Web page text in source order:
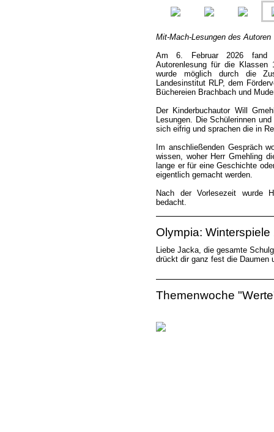
Mit-Mach-Lesungen des Autoren
Am 6. Februar 2026 fand
Autorenlesung für die
wurde möglich durch die
Landesinstitut RLP, dem
Büchereien Brachbach und
Der Kinderbuchautor Will
Lesungen. Die Schülerinnen
sich eifrig und sprachen die in
Im anschließenden Gespräch
wissen, woher Herr Gmehling
lange er für eine Geschichte
eigentlich gemacht werden.
Nach der Vorlesezeit wurde
bedacht.
Olympia: Winterspiele
Liebe Jacka, die gesamte
drückt dir ganz fest die Daumen
Themenwoche